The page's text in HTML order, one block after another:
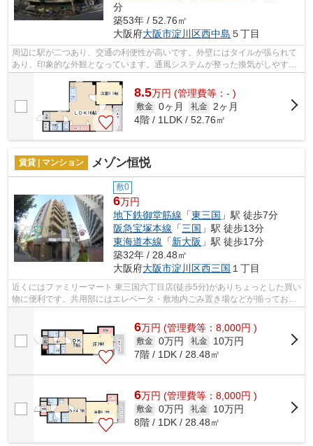
分
築53年 / 52.76㎡
大阪府大阪市淀川区西中島 ５丁目
周辺に駅が二つあり、交通の利便性が高いです。外壁にはタイルが張られて
あり、印象的な外観となっています。通風システムが整った換気がしやすい
マンションです。造りとデザインに関...
8.5万円 (管理費等：- )
敷金 0ヶ月 礼金 2ヶ月
4階 / 1LDK / 52.76㎡
賃貸 | マンション メゾン恒悦
敷0
6万円
地下鉄御堂筋線 「東三国 」駅 徒歩7分
阪急宝塚本線 「三国 」駅 徒歩13分
東海道本線 「新大阪 」駅 徒歩17分
築32年 / 28.48㎡
大阪府大阪市淀川区西三国 １丁目
近くにはファミリーマート 東三国六丁目店(徒歩5分)がありちょっとした買い
物に便利です。共用部にはエレベータ・敷地内ごみ置き場などが揃ってお
り、とても充実しています。こちらの...
6万円 (管理費等：8,000円 )
敷金 0万円 礼金
10万円
7階 / 1DK / 28.48㎡
6万円 (管理費等：8,000円 )
敷金 0万円 礼金
10万円
8階 / 1DK / 28.48㎡